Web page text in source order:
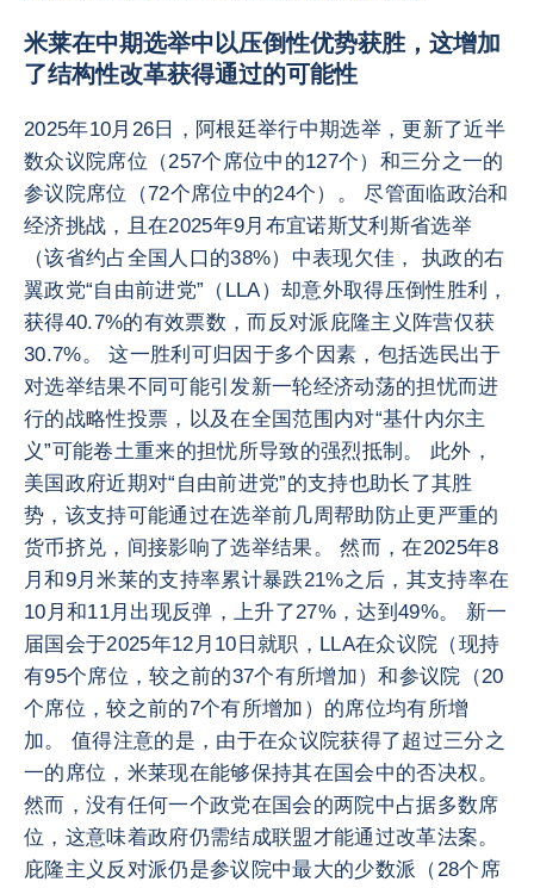
米莱在中期选举中以压倒性优势获胜，这增加
了结构性改革获得通过的可能性
2025年10月26日，阿根廷举行中期选举，更新了近半
数众议院席位（257个席位中的127个）和三分之一的
参议院席位（72个席位中的24个）。 尽管面临政治和
经济挑战，且在2025年9月布宜诺斯艾利斯省选举
（该省约占全国人口的38%）中表现欠佳， 执政的右
翼政党“自由前进党”（LLA）却意外取得压倒性胜利，
获得40.7%的有效票数，而反对派庇隆主义阵营仅获
30.7%。 这一胜利可归因于多个因素，包括选民出于
对选举结果不同可能引发新一轮经济动荡的担忧而进
行的战略性投票，以及在全国范围内对“基什内尔主
义”可能卷土重来的担忧所导致的强烈抵制。 此外，
美国政府近期对“自由前进党”的支持也助长了其胜
势，该支持可能通过在选举前几周帮助防止更严重的
货币挤兑，间接影响了选举结果。 然而，在2025年8
月和9月米莱的支持率累计暴跌21%之后，其支持率在
10月和11月出现反弹，上升了27%，达到49%。 新一
届国会于2025年12月10日就职，LLA在众议院（现持
有95个席位，较之前的37个有所增加）和参议院（20
个席位，较之前的7个有所增加）的席位均有所增
加。 值得注意的是，由于在众议院获得了超过三分之
一的席位，米莱现在能够保持其在国会中的否决权。
然而，没有任何一个政党在国会的两院中占据多数席
位，这意味着政府仍需结成联盟才能通过改革法案。
庇隆主义反对派仍是参议院中最大的少数派（28个席